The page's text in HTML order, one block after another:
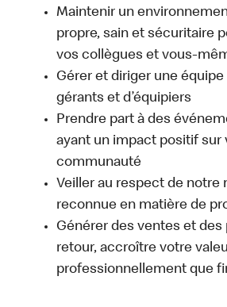
Maintenir un
propre, sain et sécuritaire
vos collègues et vous-
Gérer et diriger une
gérants et d’équipiers
Prendre part à des
ayant un impact positif sur
communauté
Veiller au respect de notre
reconnue en matière de
Générer des ventes et des
retour, accroître votre
professionnellement que